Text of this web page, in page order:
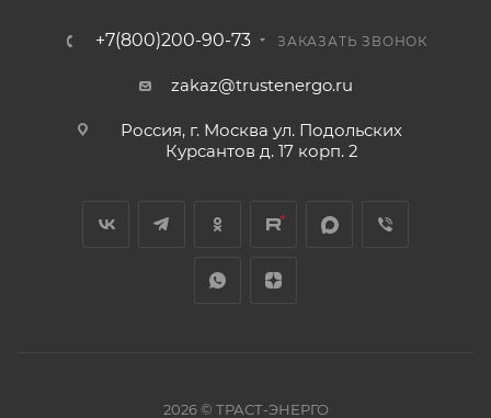
+7(800)200-90-73 ЗАКАЗАТЬ ЗВОНОК
zakaz@trustenergo.ru
Россия, г. Москва ул. Подольских
Курсантов д. 17 корп. 2
2026 © ТРАСТ-ЭНЕРГО